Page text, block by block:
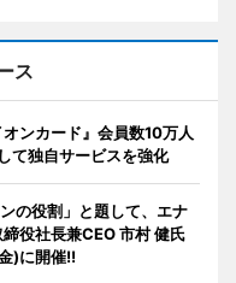
ス
ンカード』会員数10万人
て独自サービスを強化
の役割」と題して、エナ
役社長兼CEO 市村 健氏
)に開催!!